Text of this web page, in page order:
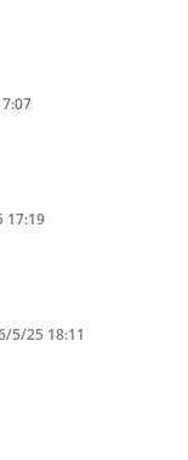
17:19
5/25 18:11